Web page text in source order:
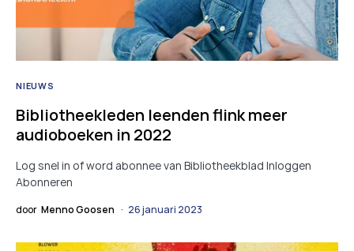
NIEUWS
Bibliotheekleden leenden flink meer
audioboeken in 2022
Log snel in of word abonnee van Bibliotheekblad Inloggen
Abonneren
door Menno Goosen 26 januari 2023